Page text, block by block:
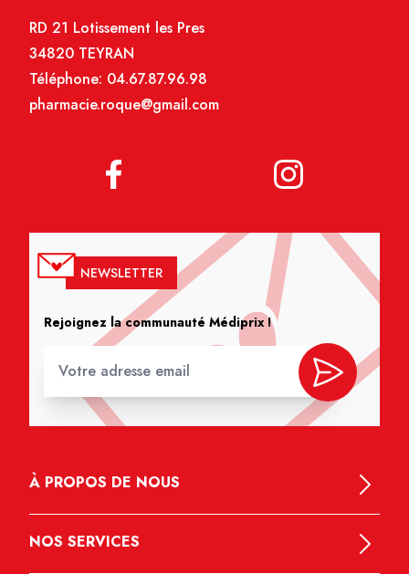
RD 21 Lotissement les Pres
34820 TEYRAN
Téléphone: 04.67.87.96.98
pharmacie.roque@gmail.com
NEWSLETTER
Rejoignez la communauté Médiprix !
À PROPOS DE NOUS
NOS SERVICES